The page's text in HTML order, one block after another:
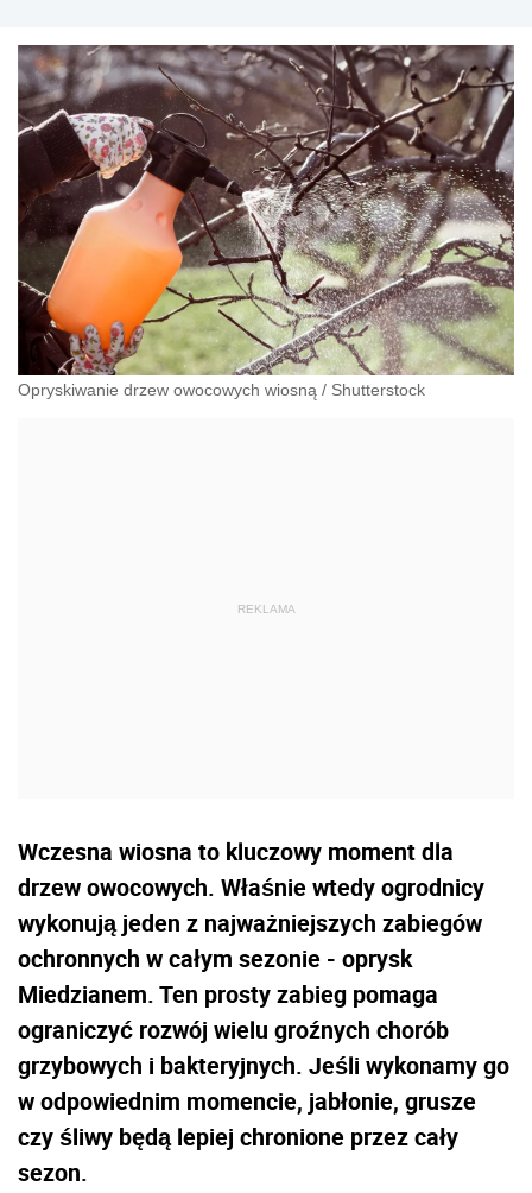
Opryskiwanie drzew owocowych wiosną / Shutterstock
Wczesna wiosna to kluczowy moment dla
drzew owocowych. Właśnie wtedy ogrodnicy
wykonują jeden z najważniejszych zabiegów
ochronnych w całym sezonie - oprysk
Miedzianem. Ten prosty zabieg pomaga
ograniczyć rozwój wielu groźnych chorób
grzybowych i bakteryjnych. Jeśli wykonamy go
w odpowiednim momencie, jabłonie, grusze
czy śliwy będą lepiej chronione przez cały
sezon.